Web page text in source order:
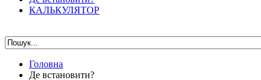
КАЛЬКУЛЯТОР
Головна
Де встановити?